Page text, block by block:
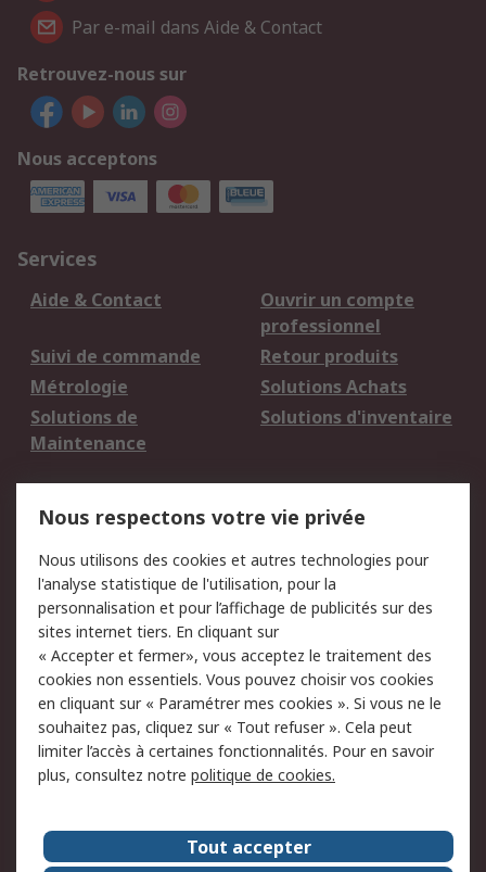
Par e-mail dans Aide & Contact
Retrouvez-nous sur
Nous acceptons
Services
Aide & Contact
Ouvrir un compte
professionnel
Suivi de commande
Retour produits
Métrologie
Solutions Achats
Solutions de
Maintenance
Solutions d'inventaire
du site
Politique de protection
des données - Mise à
jour
Sécurité des E-mails
Conditions générales
de vente
Politique anti-
corruption
Campagnes marketing
A propos de RS
A propos de RS France
Evénements
Le groupe RS Group Plc
Presse
Nous respectons votre vie privée
Nous utilisons des cookies et autres technologies pour
l'analyse statistique de l'utilisation, pour la
personnalisation et pour l’affichage de publicités sur des
sites internet tiers. En cliquant sur
« Accepter et fermer», vous acceptez le traitement des
cookies non essentiels. Vous pouvez choisir vos cookies
en cliquant sur « Paramétrer mes cookies ». Si vous ne le
souhaitez pas, cliquez sur « Tout refuser ». Cela peut
limiter l’accès à certaines fonctionnalités. Pour en savoir
plus, consultez notre politique de cookies.
Tout accepter